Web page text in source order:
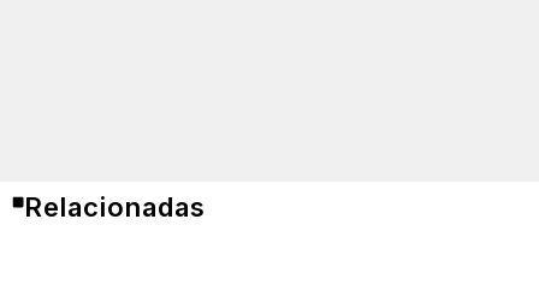
Relacionadas